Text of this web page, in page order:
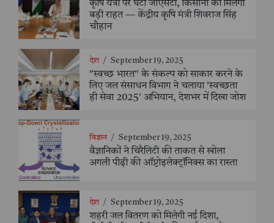
कृषि यंत्रों पर घटा जीएसटी, किसानों को मिलेगी
बड़ी राहत — केंद्रीय कृषि मंत्री शिवराज सिंह
चौहान
देश / September 19, 2025
"स्वच्छ भारत" के संकल्प को साकार करने के
लिए जल संसाधन विभाग ने चलाया 'स्वच्छता
ही सेवा 2025' अभियान, देशभर में दिखा जोश
विज्ञान / September 19, 2025
वैज्ञानिकों ने चिरैलिटी की ताकत से खोला
अगली पीढ़ी की ऑप्टोइलेक्ट्रॉनिक्स का रास्ता
देश / September 19, 2025
शहरी जल वितरण को मिलेगी नई दिशा,